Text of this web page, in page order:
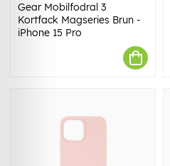
Gear Mobilfodral 3
Kortfack Magseries Brun -
iPhone 15 Pro